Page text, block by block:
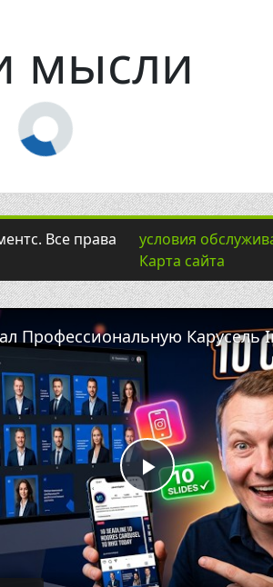
мысли
Все права
условия
Карта сайта
Play
Video